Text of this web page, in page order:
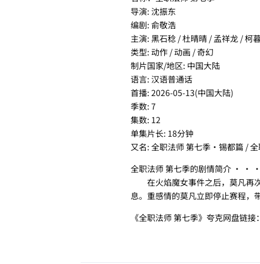
导演: 沈振东
编剧: 俞敬浩
主演: 黑石稔 / 杜晴晴 / 孟祥龙 / 柯
类型: 动作 / 动画 / 奇幻
制片国家/地区: 中国大陆
语言: 汉语普通话
首播: 2026-05-13(中国大陆)
季数: 7
集数: 12
单集片长: 18分钟
又名: 全职法师 第七季·锡都篇 /
全职法师 第七季的剧情简介 ·
在火焰魔女事件之后，莫凡再次
息。重感情的莫凡立即停止赛程，
《全职法师 第七季》夸克网盘链接：